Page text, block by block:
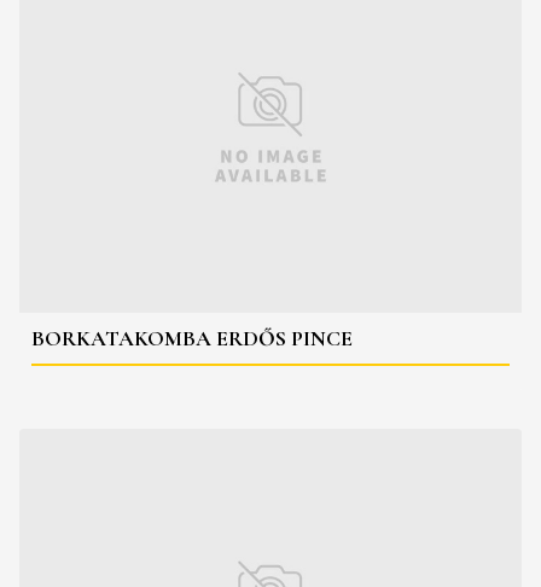
BORKATAKOMBA ERDŐS PINCE